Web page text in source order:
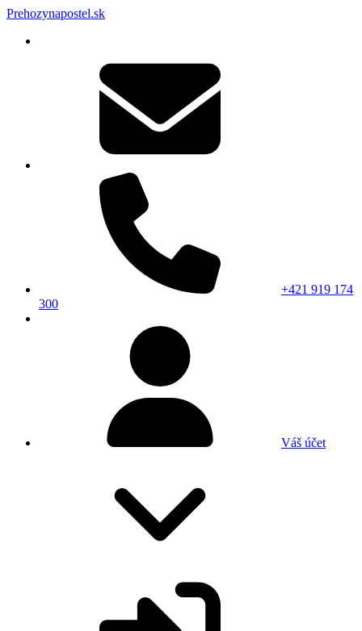
Prehozynapostel.sk
+421 919 174
300
Váš účet